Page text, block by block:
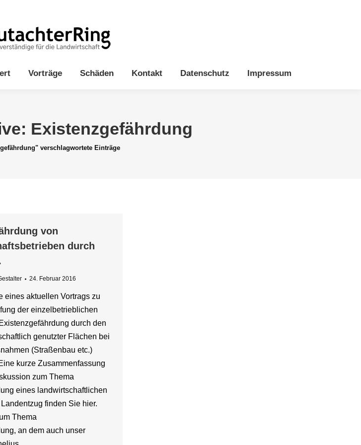
Vorträge Schäden Kontakt Datenschutz Impressum
Existenzgefährdung
verschlagwortete Einträge
von
durch
24. Februar 2016
eines aktuellen Vortrags zu
der einzelbetrieblichen
durch den
genutzter Flächen bei
(Straßenbau etc.)
kurze Zusammenfassung
zum Thema
eines landwirtschaftlichen
finden Sie hier.
Thema
an dem auch unser